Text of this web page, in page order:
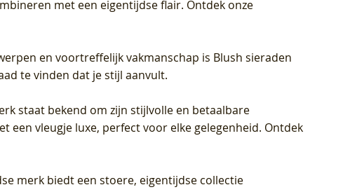
met een eigentijdse flair. Ontdek onze
en voortreffelijk vakmanschap is Blush sieraden
te vinden dat je stijl aanvult.
staat bekend om zijn stijlvolle en betaalbare
vleugje luxe, perfect voor elke gelegenheid. Ontdek
merk biedt een stoere, eigentijdse collectie